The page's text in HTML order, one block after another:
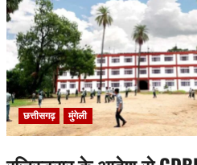
छत्तीसगढ़ मुंगेली